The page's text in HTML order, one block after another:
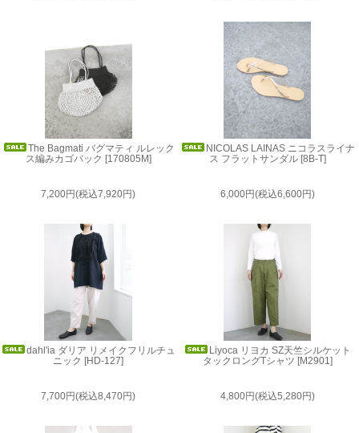
The Bagmati バグマティ ルレック
ス編みカゴバック [170805M]
7,200円(税込7,920円)
NICOLAS LAINAS ニコラスライナ
ス フラットサンダル [8B-T]
6,000円(税込6,600円)
dahl'ia ダリア リメイクフリルチュ
ニック [HD-127]
7,700円(税込8,470円)
Liyoca リヨカ SZ天竺シルケット
タックロングTシャツ [M2901]
4,800円(税込5,280円)